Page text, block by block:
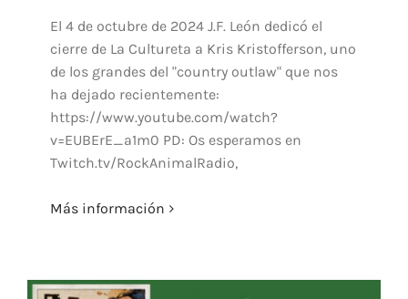
El 4 de octubre de 2024 J.F. León dedicó el
cierre de La Cultureta a Kris Kristofferson, uno
de los grandes del "country outlaw" que nos
ha dejado recientemente:
https://www.youtube.com/watch?
v=EUBErE_a1m0 PD: Os esperamos en
Twitch.tv/RockAnimalRadio,
Más información